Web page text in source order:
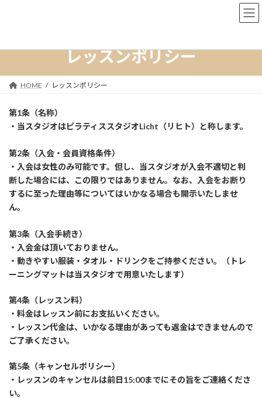
ツ
ス
シ
ン
レッスンポリシー
HOME レッスンポリシー
第1条（名称）
・当スタジオはピラティススタジオLicht（リヒト）と称します。
第2条（入会・会員資格条件）
・入会は女性のみ可能です。但し、当スタジオが入会不適切と判
断した場合には、この限りではありません。なお、入会をお断り
するに至った理由等についてはいかなる場合も開示いたしませ
ん。
第3条（入会手続き）
・入会金は頂いておりません。
・動きやすい服装・タオル・ドリンクをご持参ください。（トレ
ーニングマットは当スタジオで用意いたします）
第4条（レッスン料）
・料金はレッスン前にお支払いください。
・レッスン代金は、いかなる理由があっても返金はできませんので
ご了承ください。
第5条（キャンセルポリシー）
・レッスンのキャンセルは前日15:00までにその旨をご連絡くださ
い。